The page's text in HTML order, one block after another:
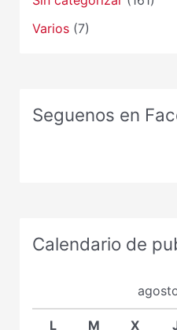
Varios(7)
Seguenos en
Calendario de
L M X